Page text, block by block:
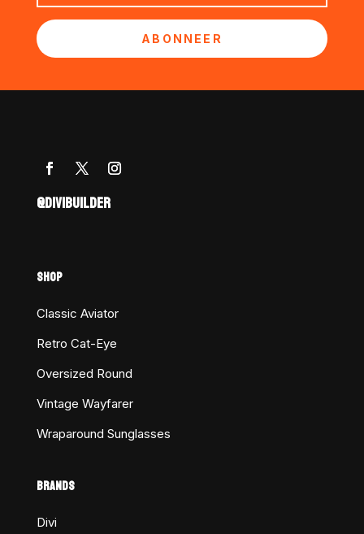
ABONNEER
@DIVIBUILDER
SHOP
Classic Aviator
Retro Cat-Eye
Oversized Round
Vintage Wayfarer
Wraparound Sunglasses
BRANDS
Divi